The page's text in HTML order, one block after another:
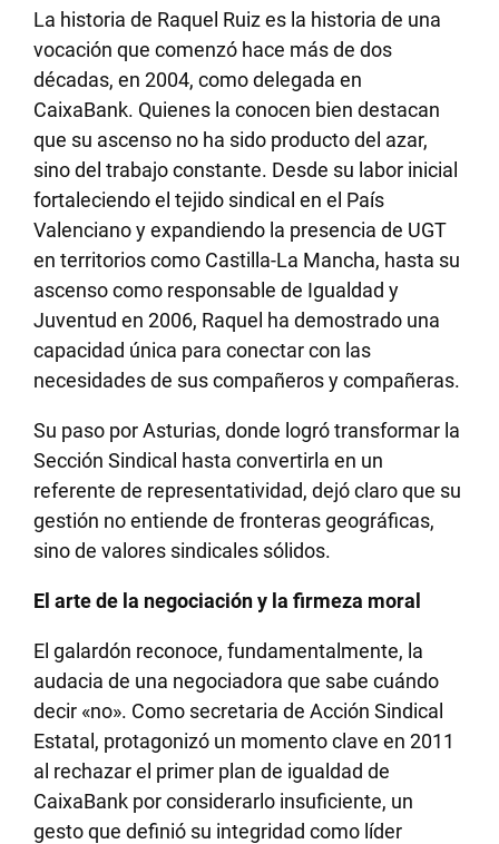
La historia de Raquel Ruiz es la historia de una
vocación que comenzó hace más de dos
décadas, en 2004, como delegada en
CaixaBank. Quienes la conocen bien destacan
que su ascenso no ha sido producto del azar,
sino del trabajo constante. Desde su labor inicial
fortaleciendo el tejido sindical en el País
Valenciano y expandiendo la presencia de UGT
en territorios como Castilla-La Mancha, hasta su
ascenso como responsable de Igualdad y
Juventud en 2006, Raquel ha demostrado una
capacidad única para conectar con las
necesidades de sus compañeros y compañeras.
Su paso por Asturias, donde logró transformar la
Sección Sindical hasta convertirla en un
referente de representatividad, dejó claro que su
gestión no entiende de fronteras geográficas,
sino de valores sindicales sólidos.
El arte de la negociación y la firmeza moral
El galardón reconoce, fundamentalmente, la
audacia de una negociadora que sabe cuándo
decir «no». Como secretaria de Acción Sindical
Estatal, protagonizó un momento clave en 2011
al rechazar el primer plan de igualdad de
CaixaBank por considerarlo insuficiente, un
gesto que definió su integridad como líder